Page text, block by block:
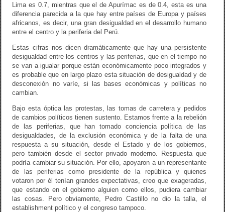
Lima es 0.7, mientras que el de Apurímac es de 0.4, esta es una
diferencia parecida a la que hay entre países de Europa y países
africanos, es decir, una gran desigualdad en el desarrollo humano
entre el centro y la periferia del Perú.
Estas cifras nos dicen dramáticamente que hay una persistente
desigualdad entre los centros y las periferias, que en el tiempo no
se van a igualar porque están económicamente poco integrados y
es probable que en largo plazo esta situación de desigualdad y de
desconexión no varíe, si las bases económicas y políticas no
cambian.
Bajo esta óptica las protestas, las tomas de carretera y pedidos
de cambios políticos tienen sustento. Estamos frente a la rebelión
de las periferias, que han tomado conciencia política de las
desigualdades, de la exclusión económica y de la falta de una
respuesta a su situación, desde el Estado y de los gobiernos,
pero también desde el sector privado moderno. Respuesta que
podría cambiar su situación. Por ello, apoyaron a un representante
de las periferias como presidente de la república y quienes
votaron por él tenían grandes expectativas, creo que exageradas,
que estando en el gobierno alguien como ellos, pudiera cambiar
las cosas. Pero obviamente, Pedro Castillo no dio la talla, el
establishment político y el congreso tampoco.